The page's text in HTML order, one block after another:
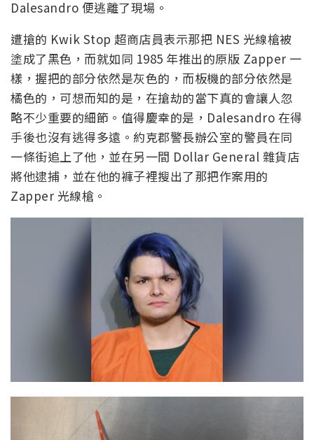
Dalesandro 便逃離了現場。
遭搶的 Kwik Stop 超商店員表示那把 NES 光線槍被
塗成了黑色，而就如同 1985 年推出的原版 Zapper 一
樣，握把的部分依然是灰色的，而板機的部分依然是
橘色的，可想而知的是，在搶劫的當下真的會讓人忽
略不少重要的細節。值得慶幸的是，Dalesandro 在得
手後也沒有逃得多遠。約克郡警長辦公室的警員在同
一條街追上了他，並在另一間 Dollar General 雜貨店
將他逮捕，並在他的褲子裡搜出了那把作案用的
Zapper 光線槍。